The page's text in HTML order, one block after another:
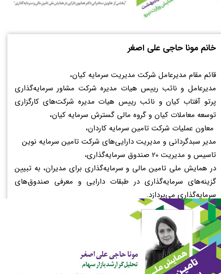
خانم مونا حاجی علی اصغر
قائم مقام مدیرعامل شرکت مدیریت سرمایه کیان،
مدیرعامل و نائب رییس هیات مدیره شرکت مشاور سرمایه‌گذاری
پرتو آفتاب کیان و نائب رییس هیات مدیره شرکت‌های کارگزاری
توسعه معاملات کیان و گروه مالی گسترش سرمایه کیان،
معاون عملیات شرکت تامین سرمایه کاردان،
مدیر سبدگردانی و مدیریت دارایی‌های شرکت تامین سرمایه نوین
تاسیس و مدیریت 20 صندوق سرمایه‌گذاری،
در همایش ملی تامین مالی و سرمایه‌گذاری برای مدیران، به تبیین
گزینه‌های سرمایه‌گذاری در طبقات دارایی و معرفی صندوق‌های
سرمایه‌گذاری می‌پردازد.​​​​​​​